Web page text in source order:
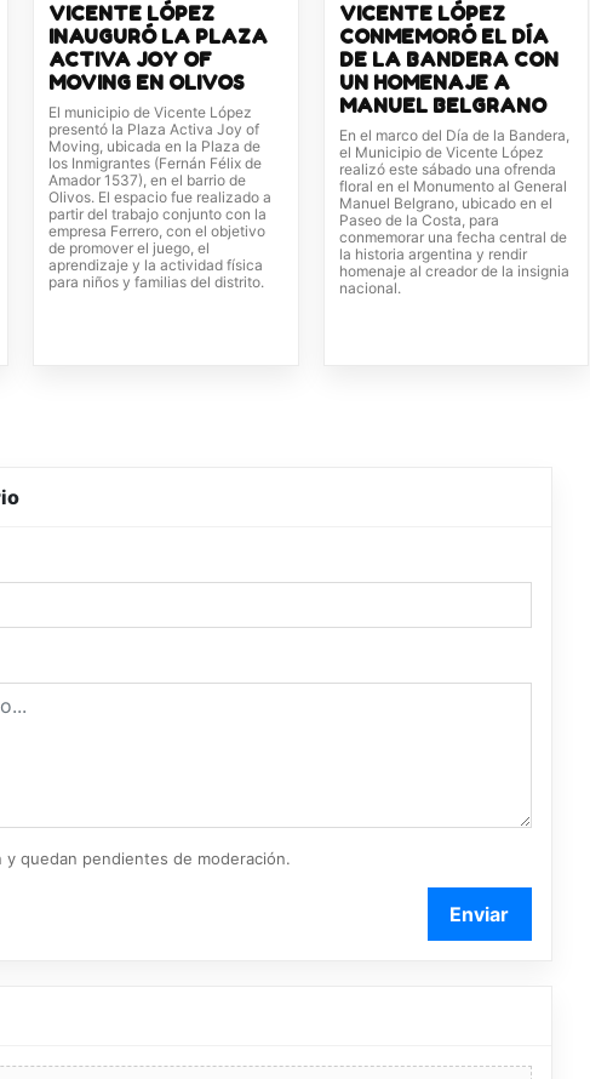
VICENTE LÓPEZ
INAUGURÓ LA PLAZA
ACTIVA JOY OF
MOVING EN OLIVOS
El municipio de Vicente López
presentó la Plaza Activa Joy of
Moving, ubicada en la Plaza de
los Inmigrantes (Fernán Félix de
Amador 1537), en el barrio de
Olivos. El espacio fue realizado a
partir del trabajo conjunto con la
empresa Ferrero, con el objetivo
de promover el juego, el
aprendizaje y la actividad física
para niños y familias del distrito.
VICENTE LÓPEZ
CONMEMORÓ EL DÍA
DE LA BANDERA CON
UN HOMENAJE A
MANUEL BELGRANO
En el marco del Día de la Bandera,
el Municipio de Vicente López
realizó este sábado una ofrenda
floral en el Monumento al General
Manuel Belgrano, ubicado en el
Paseo de la Costa, para
conmemorar una fecha central de
la historia argentina y rendir
homenaje al creador de la insignia
nacional.
y quedan pendientes de moderación.
Enviar